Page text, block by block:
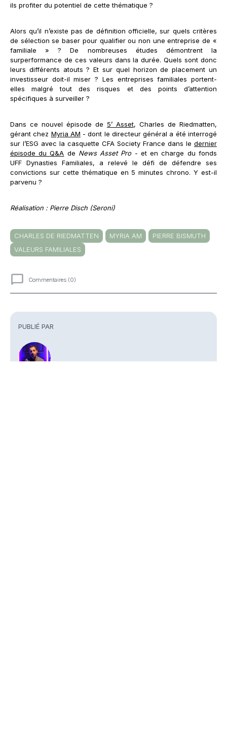
PUBLIÉ PAR
ils profiter du potentiel de cette thématique ?
Alors qu’il n’existe pas de définition officielle, sur quels critères
de sélection se baser pour qualifier ou non une entreprise de «
familiale » ? De nombreuses études démontrent la
surperformance de ces valeurs dans la durée. Quels sont donc
leurs différents atouts ? Et sur quel horizon de placement un
investisseur doit-il miser ? Les entreprises familiales portent-
elles malgré tout des risques et des points d’attention
spécifiques à surveiller ?
Dans ce nouvel épisode de 5’ Asset, Charles de Riedmatten,
gérant chez Myria AM - dont le directeur général a été interrogé
sur l’ESG avec la casquette CFA Society France dans le dernier
épisode du Q&A de News Asset Pro- et en charge du fonds
UFF Dynasties Familiales, a relevé le défi de défendre ses
convictions sur cette thématique en 5 minutes chrono. Y est-il
parvenu ?
Réalisation : Pierre Disch (Seroni)
CHARLES DE RIEDMATTEN MYRIA AM
PIERRE BISMUTH
VALEURS FAMILIALES
Commentaires (0)